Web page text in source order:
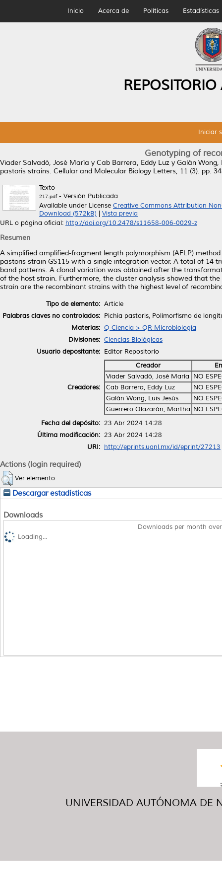
Inicio Acerca de Políticas Estadísticas
Iniciar
Genotyping of
Viader Salvadó, José María y Cab Barrera, Eddy Luz y Galán Wong,
pastoris strains. Cellular and Molecular Biology Letters, 11 (3). pp.
Texto
217.pdf- Versión Publicada
Available under License Creative Commons Attribution
Download (572kB)
Vista previa
URL o página oficial: http://doi.org/10.2478/s11658-006-0029-z
Resumen
A simplified amplified-fragment length polymorphism (AFLP)
pastoris strain GS115 with a single integration vector. A total of 14
band patterns. A clonal variation was obtained after the
of the host strain. Furthermore, the cluster analysis showed that
strain are the recombinant strains with the highest level of
Tipo de elemento: Article
Palabras claves no controlados: Pichia pastoris, Polimorfismo de
Materias: Q Ciencia > QR Microbiología
Divisiones: Ciencias Biológicas
Usuario depositante: Editor Repositorio
Creadores:
Creador
Viader Salvadó, José María
NO
Cab Barrera, Eddy Luz
NO
Galán Wong, Luis Jesús
NO
Guerrero Olazarán, Martha NO
Fecha del depósito: 23 Abr 2024 14:28
Última modificación: 23 Abr 2024 14:28
URI: http://eprints.uanl.mx/id/eprint/27213
Actions (login required)
Ver elemento
Descargar estadísticas
Downloads
Downloads per month
Loading...
UNIVERSIDAD AUTÓNOMA DE